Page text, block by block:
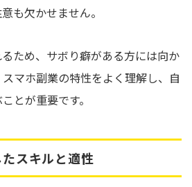
も欠かせません。
ため、サボり癖がある方には向か
マホ副業の特性をよく理解し、自
とが重要です。
スキルと適性